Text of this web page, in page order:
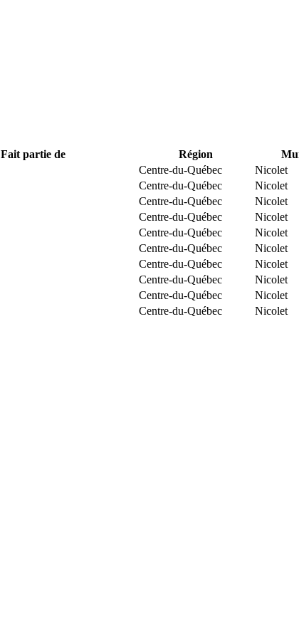
Fait partie de Région
Centre-du-Québec
Nicolet
Centre-du-Québec
Nicolet
Centre-du-Québec
Nicolet
Centre-du-Québec
Nicolet
Centre-du-Québec
Nicolet
Centre-du-Québec
Nicolet
Centre-du-Québec
Nicolet
Centre-du-Québec
Nicolet
Centre-du-Québec
Nicolet
Centre-du-Québec Nicolet